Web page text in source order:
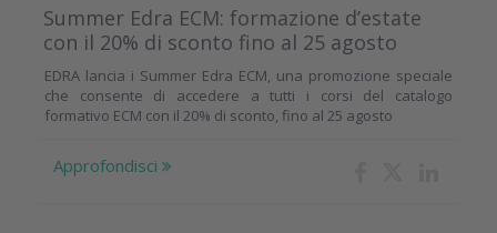
Summer Edra ECM: formazione d’estate
con il 20% di sconto fino al 25 agosto
EDRA lancia i Summer Edra ECM, una promozione speciale
che consente di accedere a tutti i corsi del catalogo
formativo ECM con il 20% di sconto, fino al 25 agosto
Approfondisci